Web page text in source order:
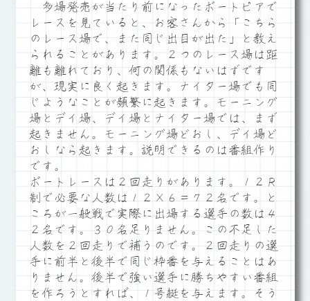
多場発売が当たり前になったボートピアで
レースを見ていると、お客さんから「こちら
のレース場で、また同じ出目が出た」と教え
られることがあります。２つのレース場は距
離も離れており、何の関係もないはずです
が、現実に良く起きます。ナイター場でも同
じようなことが頻繁に起きます。モーニング
場とデイ場、デイ場とナイター場では、まず
起きません。モーニング場どおし、デイ場ど
おしなら起きます。説明できるのは番組作り
です。
ボートレースは２回走りがあります。１２Ｒ
制で必要な人数は１２×６＝７２名です。と
ころが一般戦で実際に出場する選手の数は４
２名です。３０名足りません。この不足した
人数を２回走りで補うのです。２回走りの選
手に前半と後半で同じ枠番を与えることはあ
りません。後半で強い選手に勝ちやすい番組
を作ろうとすれば、１号艇を与えます。そう